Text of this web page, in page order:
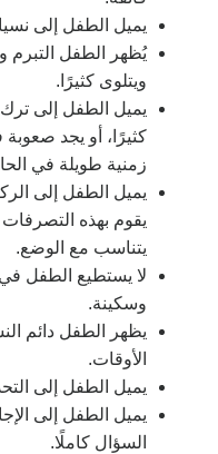
يميل الطفل إلى
يُظهر الطفل التبرم
ويتلوى كثيرًا.
يميل الطفل إلى
كثيرًا، أو يجد
زمنية طويلة في
يميل الطفل إلى
يقوم بهذه
يتناسب مع الوضع.
لا يستطيع الطفل
وسكينة.
يظهر الطفل دائم
الأوقات.
يميل الطفل إلى
يميل الطفل إلى
السؤال كاملًا.